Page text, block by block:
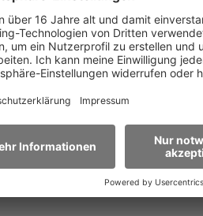
Auf die Merkliste